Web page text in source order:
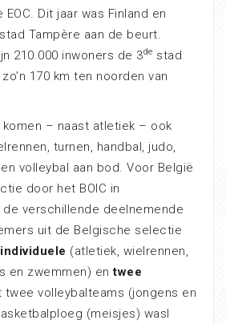
Dit jaar was Finland en
Tampère aan de beurt.
210.000 inwoners de 3de stad
170 km ten noorden van
– naast atletiek – ook
turnen, handbal, judo,
volleybal aan bod. Voor België
door het BOIC in
verschillende deelnemende
uit de Belgische selectie
(atletiek, wielrennen,
en zwemmen) entwee
twee volleybalteams (jongens en
(meisjes) wasl